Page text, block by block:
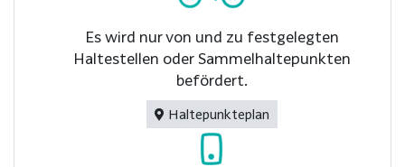
Es wird nur von und zu festgelegten
Haltestellen oder Sammelhaltepunkten
befördert.
Haltepunkteplan